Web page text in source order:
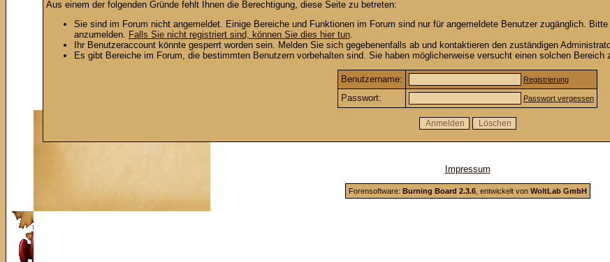
Aus einem der folgenden Gründe fehlt Ihnen die Berechtigung, diese Seite zu betreten:
Sie sind im Forum nicht angemeldet. Einige Bereiche und Funktionen im Forum sind nur für angemeldete Benutzer zugänglich.
anzumelden. Falls Sie nicht registriert sind, können Sie dies hier tun.
Ihr Benutzeraccount könnte gesperrt worden sein. Melden Sie sich gegebenenfalls ab und kontaktieren den zuständigen
Es gibt Bereiche im Forum, die bestimmten Benutzern vorbehalten sind. Sie haben möglicherweise versucht einen solchen Bereich
Benutzername: Registrierung
Passwort: Passwort vergessen
Impressum
Forensoftware: Burning Board 2.3.6, entwickelt von WoltLab GmbH